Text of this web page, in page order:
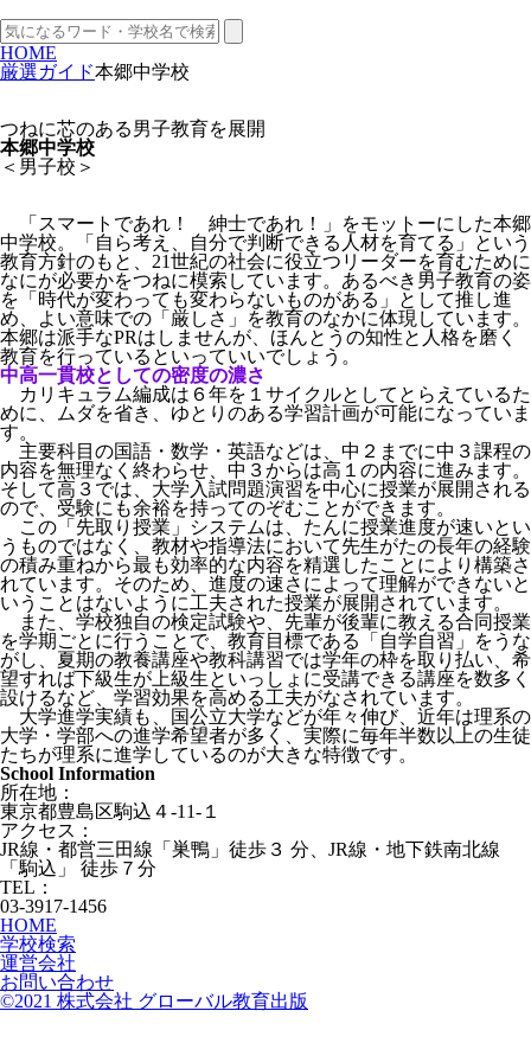
HOME
厳選ガイド本郷中学校
つねに芯のある男子教育を展開
本郷中学校
＜男子校＞
「スマートであれ！ 紳士であれ！」をモットーにした本郷
中学校。「自ら考え、自分で判断できる人材を育てる」という
教育方針のもと、21世紀の社会に役立つリーダーを育むために
なにが必要かをつねに模索しています。あるべき男子教育の姿
を「時代が変わっても変わらないものがある」として推し進
め、よい意味での「厳しさ」を教育のなかに体現しています。
本郷は派手なPRはしませんが、ほんとうの知性と人格を磨く
教育を行っているといっていいでしょう。
中高一貫校としての密度の濃さ
カリキュラム編成は６年を１サイクルとしてとらえているた
めに、ムダを省き、ゆとりのある学習計画が可能になっていま
す。
主要科目の国語・数学・英語などは、中２までに中３課程の
内容を無理なく終わらせ、中３からは高１の内容に進みます。
そして高３では、大学入試問題演習を中心に授業が展開される
ので、受験にも余裕を持ってのぞむことができます。
この「先取り授業」システムは、たんに授業進度が速いとい
うものではなく、教材や指導法において先生がたの長年の経験
の積み重ねから最も効率的な内容を精選したことにより構築さ
れています。そのため、進度の速さによって理解ができないと
いうことはないように工夫された授業が展開されています。
また、学校独自の検定試験や、先輩が後輩に教える合同授業
を学期ごとに行うことで、教育目標である「自学自習」をうな
がし、夏期の教養講座や教科講習では学年の枠を取り払い、希
望すれば下級生が上級生といっしょに受講できる講座を数多く
設けるなど、学習効果を高める工夫がなされています。
大学進学実績も、国公立大学などが年々伸び、近年は理系の
大学・学部への進学希望者が多く、実際に毎年半数以上の生徒
たちが理系に進学しているのが大きな特徴です。
School Information
所在地：
東京都豊島区駒込４-11-１
アクセス：
JR線・都営三田線「巣鴨」徒歩３ 分、JR線・地下鉄南北線
「駒込」 徒歩７分
TEL：
03-3917-1456
HOME
学校検索
運営会社
お問い合わせ
©2021 株式会社 グローバル教育出版